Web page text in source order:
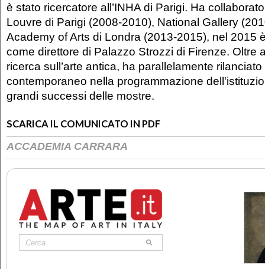
è stato ricercatore all’INHA di Parigi. Ha
Louvre di Parigi (2008-2010), National Gallery
Academy of Arts di Londra (2013-2015), nel 2015
come direttore di Palazzo Strozzi di Firenze. Oltre
ricerca sull’arte antica, ha parallelamente
contemporaneo nella programmazione
grandi successi delle mostre.
SCARICA IL COMUNICATO IN PDF
ACCADEMIA CARRARA